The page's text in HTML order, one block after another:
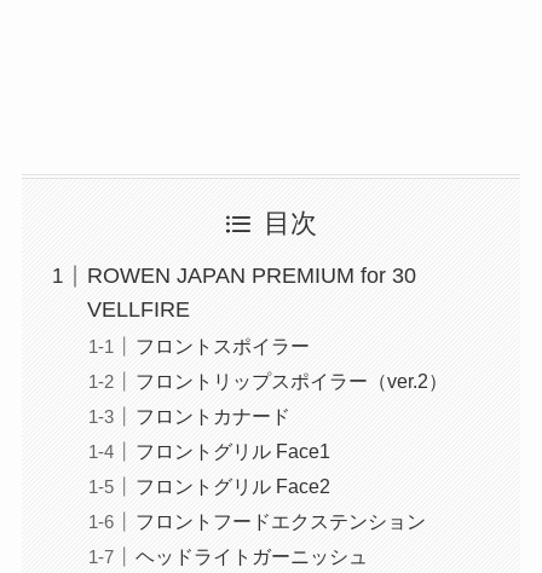
目次
ROWEN JAPAN PREMIUM for 30
VELLFIRE
フロントスポイラー
フロントリップスポイラー（ver.2）
フロントカナード
フロントグリル Face1
フロントグリル Face2
フロントフードエクステンション
ヘッドライトガーニッシュ